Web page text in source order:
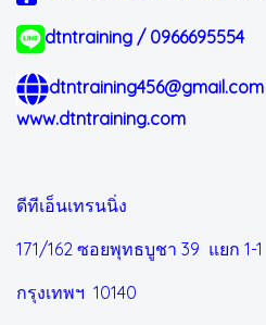
dtntraining / 0966695554
dtntraining456@gmail.com
www.dtntraining.com
ดีทีเอ็นเทรนนิ่ง
171/162 ซอยพุทธบูชา 39 แยก 1-1
กรุงเทพฯ 10140